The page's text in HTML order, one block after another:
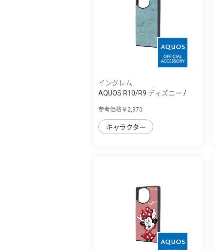
イングレム
AQUOS R10/R9 ディズニー /
参考価格￥2,970
キャラクター